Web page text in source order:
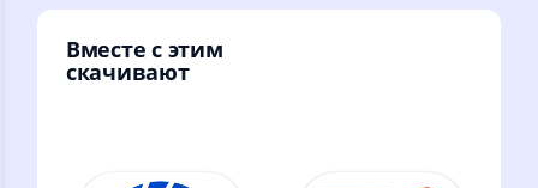
Вместе с этим
скачивают